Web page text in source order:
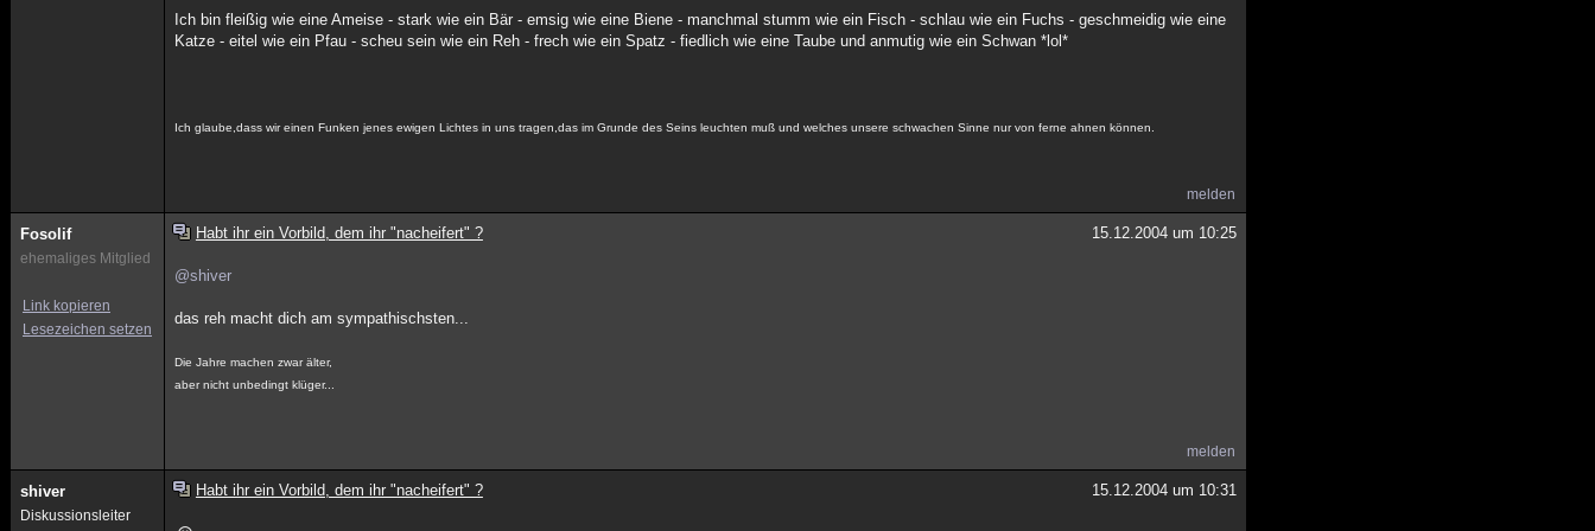
Ich bin fleißig wie eine Ameise - stark wie ein Bär - emsig wie eine Biene - manchmal stumm wie ein Fisch - schlau wie ein Fuchs - geschmeidig wie eine
Katze - eitel wie ein Pfau - scheu sein wie ein Reh - frech wie ein Spatz - fiedlich wie eine Taube und anmutig wie ein Schwan *lol*
Ich glaube,dass wir einen Funken jenes ewigen Lichtes in uns tragen,das im Grunde des Seins leuchten muß und welches unsere schwachen Sinne nur von ferne ahnen können.
melden
Fosolif
ehemaliges Mitglied
Link kopieren
Lesezeichen setzen
Habt ihr ein Vorbild, dem ihr "nacheifert" ? 15.12.2004 um 10:25
@shiver
das reh macht dich am sympathischsten...
Die Jahre machen zwar älter,
aber nicht unbedingt klüger...
melden
shiver
Diskussionsleiter
Habt ihr ein Vorbild, dem ihr "nacheifert" ? 15.12.2004 um 10:31